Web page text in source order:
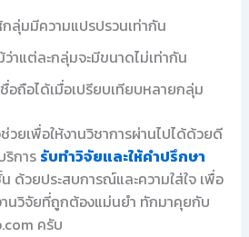
กลุ่มมีความแปรปรวนเท่ากัน
าแต่ละกลุ่มจะมีขนาดไม่เท่ากัน
อถือได้เมื่อเปรียบเทียบหลายกลุ่ม
ยเพื่อให้งานวิชาการผ่านไปได้ด้วยดี
ริการ รับทำวิจัยและให้คำปรึกษา
ด้วยประสบการณ์และความใส่ใจ เพื่อ
นวิจัยที่ถูกต้องแม่นยำ ทักมาคุยกับ
ครับ